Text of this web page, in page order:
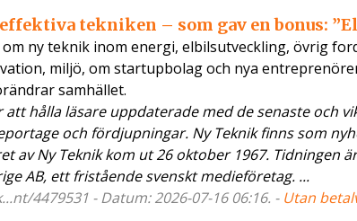
tekniken – som gav en bonus:
ny teknik inom energi, elbilsutveckling, övrig
miljö, om startupbolag och nya
samhället.
att hålla läsare uppdaterade med de senaste och
och fördjupningar. Ny Teknik finns som
av Ny Teknik kom ut 26 oktober 1967. Tidningen
AB, ett fristående svenskt medieföretag. ...
4479531 - Datum: 2026-07-16 06:16. - Utan